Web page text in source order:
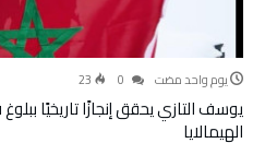
‫‫‫‏‫يوم واحد مضت‬ 23
الهيمالايا